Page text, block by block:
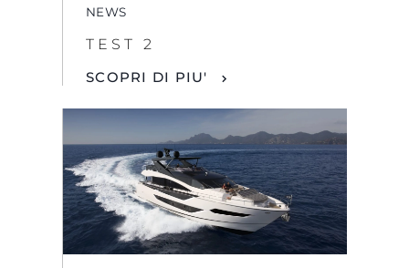
NEWS
TEST 2
SCOPRI DI PIU'